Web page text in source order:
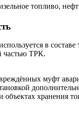
топливо,
в составе
частью ТРК.
муфт
хранения